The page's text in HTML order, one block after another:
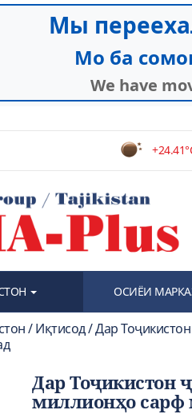
ОСИЁИ
/ Иқтисод / Дар
Дар Тоҷикистон
миллионҳо